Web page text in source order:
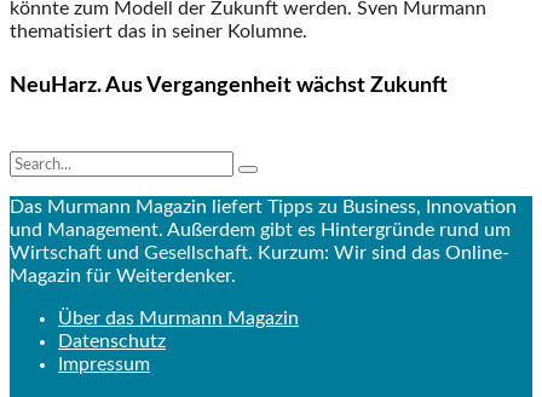
könnte zum Modell der Zukunft werden. Sven Murmann
thematisiert das in seiner Kolumne.
NeuHarz. Aus Vergangenheit wächst Zukunft
Das Murmann Magazin liefert Tipps zu Business, Innovation
und Management. Außerdem gibt es Hintergründe rund um
Wirtschaft und Gesellschaft. Kurzum: Wir sind das Online-
Magazin für Weiterdenker.
Über das Murmann Magazin
Datenschutz
Impressum